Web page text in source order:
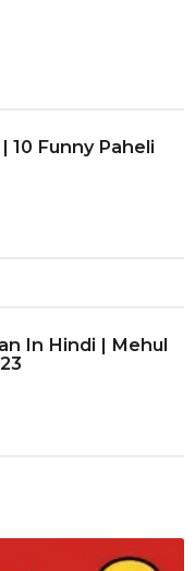
| 10 Funny Paheli
In Hindi | Mehul